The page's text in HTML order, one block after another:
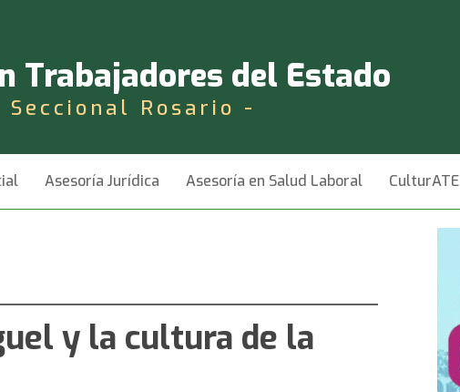
Trabajadores del Estado
Seccional Rosario -
Asesoría Jurídica Asesoría en Salud Laboral CulturATE
y la cultura de la